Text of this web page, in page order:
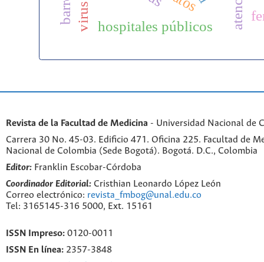
hospitales públicos
Revista de la Facultad de Medicina - Universidad Nacional de
Carrera 30 No. 45-03. Edificio 471. Oficina 225. Facultad de
Nacional de Colombia (Sede Bogotá). Bogotá. D.C., Colombia
Editor: Franklin Escobar-Córdoba
Coordinador Editorial: Cristhian Leonardo López León
Correo electrónico: revista_fmbog@unal.edu.co
Tel: 3165145-316 5000, Ext. 15161
ISSN Impreso: 0120-0011
ISSN En línea: 2357-3848